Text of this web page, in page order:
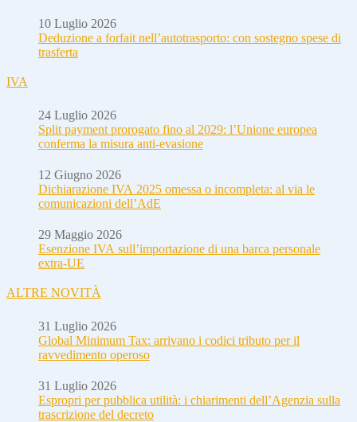
10 Luglio 2026
Deduzione a forfait nell’autotrasporto: con sostegno spese di
trasferta
IVA
24 Luglio 2026
Split payment prorogato fino al 2029: l’Unione europea
conferma la misura anti-evasione
12 Giugno 2026
Dichiarazione IVA 2025 omessa o incompleta: al via le
comunicazioni dell’AdE
29 Maggio 2026
Esenzione IVA sull’importazione di una barca personale
extra-UE
ALTRE NOVITÀ
31 Luglio 2026
Global Minimum Tax: arrivano i codici tributo per il
ravvedimento operoso
31 Luglio 2026
Espropri per pubblica utilità: i chiarimenti dell’Agenzia sulla
trascrizione del decreto